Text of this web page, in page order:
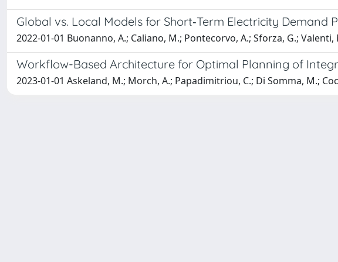
Global vs. Local Models for Short‐Term Electricity
2022-01-01 Buonanno, A.; Caliano, M.; Pontecorvo, A.; Sforza, G.; Valenti,
Workflow-Based Architecture for Optimal Planning of
2023-01-01 Askeland, M.; Morch, A.; Papadimitriou, C.; Di Somma, M.;